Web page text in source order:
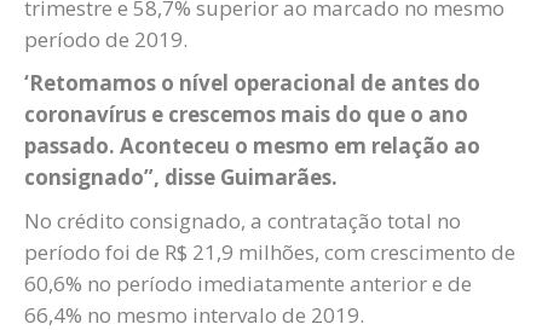
trimestre e 58,7% superior ao marcado no mesmo
período de 2019.
‘Retomamos o nível operacional de antes do
coronavírus e crescemos mais do que o ano
passado. Aconteceu o mesmo em relação ao
consignado”, disse Guimarães.
No crédito consignado, a contratação total no
período foi de R$ 21,9 milhões, com crescimento de
60,6% no período imediatamente anterior e de
66,4% no mesmo intervalo de 2019.